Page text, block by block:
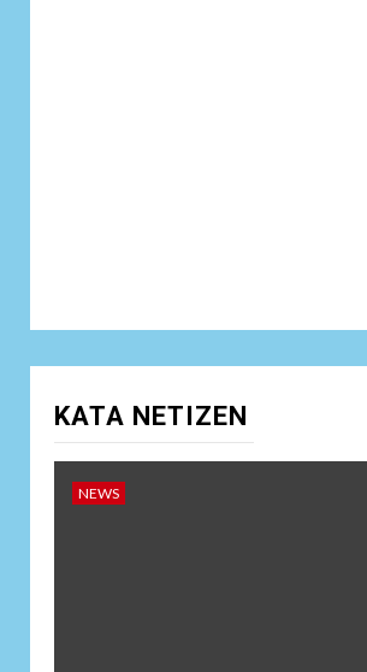
KATA NETIZEN
NEWS